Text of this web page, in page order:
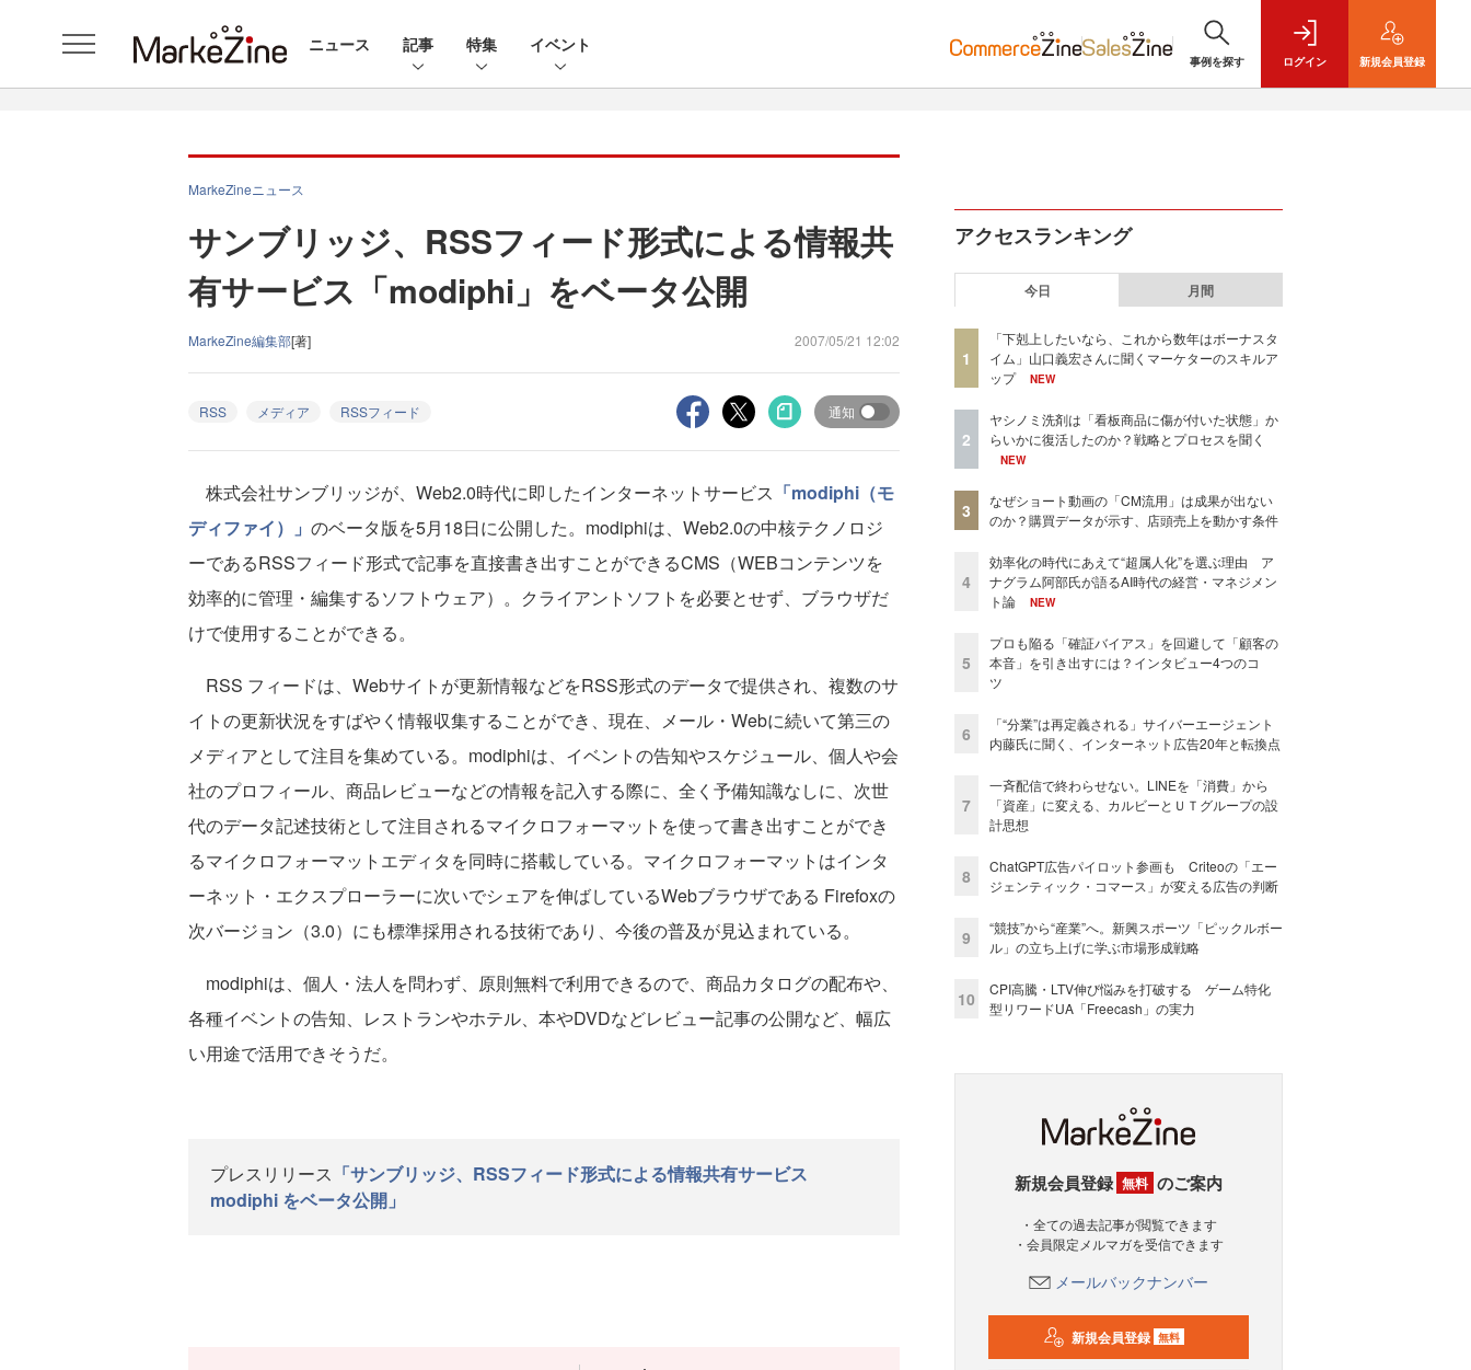
ニュース 記事 特集 イベント
事例を探す ログイン 新規会員登録
MarkeZineニュース
サンブリッジ、RSSフィード形式による情報共
有サービス「modiphi」をベータ公開
MarkeZine編集部[著] 2007/05/21 12:02
RSS メディア RSSフィード 通知
株式会社サンブリッジが、Web2.0時代に即したインターネットサービス 「modiphi（モ
ディファイ）」 のベータ版を5月18日に公開した。modiphiは、Web2.0の中核テクノロジ
ーであるRSSフィード形式で記事を直接書き出すことができるCMS（WEBコンテンツを
効率的に管理・編集するソフトウェア）。クライアントソフトを必要とせず、ブラウザだ
けで使用することができる。
RSS フィードは、Webサイトが更新情報などをRSS形式のデータで提供され、複数のサ
イトの更新状況をすばやく情報収集することができ、現在、メール・Webに続いて第三の
メディアとして注目を集めている。modiphiは、イベントの告知やスケジュール、個人や会
社のプロフィール、商品レビューなどの情報を記入する際に、全く予備知識なしに、次世
代のデータ記述技術として注目されるマイクロフォーマットを使って書き出すことができ
るマイクロフォーマットエディタを同時に搭載している。マイクロフォーマットはインタ
ーネット・エクスプローラーに次いでシェアを伸ばしているWebブラウザである Firefoxの
次バージョン（3.0）にも標準採用される技術であり、今後の普及が見込まれている。
modiphiは、個人・法人を問わず、原則無料で利用できるので、商品カタログの配布や、
各種イベントの告知、レストランやホテル、本やDVDなどレビュー記事の公開など、幅広
い用途で活用できそうだ。
プレスリリース 「サンブリッジ、RSSフィード形式による情報共有サービス
modiphi をベータ公開」
アクセスランキング
今日 月間
1
「下剋上したいなら、これから数年はボーナスタ
イム」山口義宏さんに聞くマーケターのスキルア
ップ
NEW
2
ヤシノミ洗剤は「看板商品に傷が付いた状態」か
らいかに復活したのか？戦略とプロセスを聞く
NEW
3
なぜショート動画の「CM流用」は成果が出ない
のか？購買データが示す、店頭売上を動かす条件
4
効率化の時代にあえて“超属人化”を選ぶ理由 ア
ナグラム阿部氏が語るAI時代の経営・マネジメン
ト論
NEW
5
プロも陥る「確証バイアス」を回避して「顧客の
本音」を引き出すには？インタビュー4つのコ
ツ
6
「“分業”は再定義される」サイバーエージェント
内藤氏に聞く、インターネット広告20年と転換点
7
一斉配信で終わらせない。LINEを「消費」から
「資産」に変える、カルビーとＵＴグループの設
計思想
8
ChatGPT広告パイロット参画も Criteoの「エー
ジェンティック・コマース」が変える広告の判断
9
“競技”から“産業”へ。新興スポーツ「ピックルボー
ル」の立ち上げに学ぶ市場形成戦略
10
CPI高騰・LTV伸び悩みを打破する ゲーム特化
型リワードUA「Freecash」の実力
新規会員登録 無料 のご案内
・全ての過去記事が閲覧できます
・会員限定メルマガを受信できます
メールバックナンバー
新規会員登録 無料